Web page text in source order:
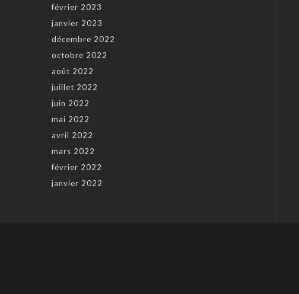
février 2023
janvier 2023
décembre 2022
octobre 2022
août 2022
juillet 2022
juin 2022
mai 2022
avril 2022
mars 2022
février 2022
janvier 2022